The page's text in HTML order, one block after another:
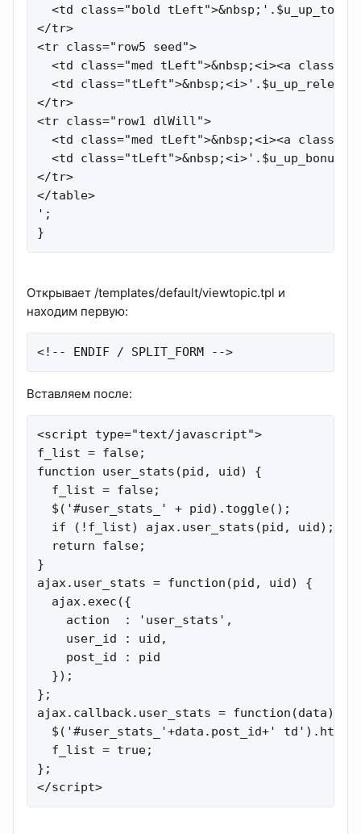
<td class="bold
</tr>
<tr class="row5 seed">
<td class="med tLeft">&nbsp;<i><a
<td
</tr>
<tr class="row1 dlWill">
<td class="med tLeft">&nbsp;<i><a
<td
</tr>
</table>
';
}
Открывает /templates/default/viewtopic.tpl и
находим первую:
<!-- ENDIF / SPLIT_FORM -->
Вставляем после:
<script type="text/javascript">
f_list = false;
function user_stats(pid, uid) {
  f_list = false;
  $('#user_stats_' + pid).toggle();
  if (!f_list) ajax.user_stats(pid, uid);
  return false;
}
ajax.user_stats = function(pid, uid) {
  ajax.exec({
    action  : 'user_stats',
    user_id : uid,
    post_id : pid
  });
};
ajax.callback.user_stats = function(data){
$('#user_stats_'+data.post_id+'
  f_list = true;
};
</script>